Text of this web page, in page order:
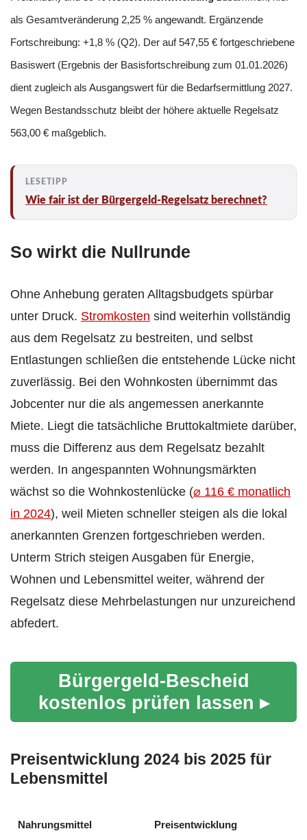
als Gesamtveränderung 2,25 % angewandt. Ergänzende
Fortschreibung: +1,8 % (Q2). Der auf547,55 € fortgeschriebene
Basiswert (Ergebnis der Basisfortschreibung zum 01.01.2026)
dient zugleich als Ausgangswert für die Bedarfsermittlung 2027.
Wegen Bestandsschutz bleibt der höhere aktuelle Regelsatz
563,00 € maßgeblich.
Wie fair ist der Bürgergeld-Regelsatz berechnet?
So wirkt die Nullrunde
Ohne Anhebung geraten Alltagsbudgets spürbar
unter Druck. Stromkosten sind weiterhin vollständig
aus dem Regelsatz zu bestreiten, und selbst
Entlastungen schließen die entstehende Lücke nicht
zuverlässig. Bei den Wohnkosten übernimmt das
Jobcenter nur die als angemessen anerkannte
Miete. Liegt die tatsächliche Bruttokaltmiete darüber,
muss die Differenz aus dem Regelsatz bezahlt
werden. In angespannten Wohnungsmärkten
wächst so die Wohnkostenlücke (⌀ 116 € monatlich
in 2024), weil Mieten schneller steigen als die lokal
anerkannten Grenzen fortgeschrieben werden.
Unterm Strich steigen Ausgaben für Energie,
Wohnen und Lebensmittel weiter, während der
Regelsatz diese Mehrbelastungen nur unzureichend
abfedert.
Bürgergeld-Bescheid
kostenlos prüfen lassen ▸
Preisentwicklung 2024 bis 2025 für
Lebensmittel
Nahrungsmittel Preisentwicklung